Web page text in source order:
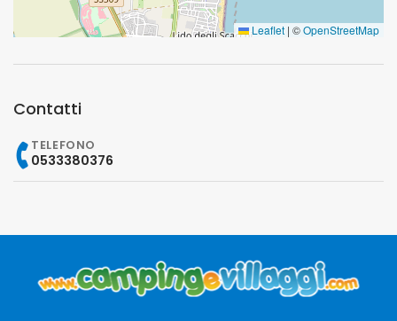
Leaflet | ©OpenStreetMap
Contatti
TELEFONO
0533380376